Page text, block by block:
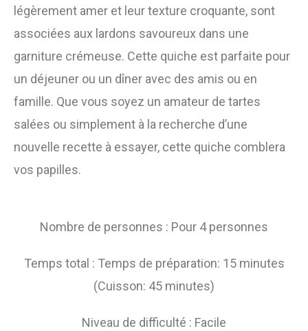
légèrement amer et leur texture croquante, sont
associées aux lardons savoureux dans une
garniture crémeuse. Cette quiche est parfaite pour
un déjeuner ou un dîner avec des amis ou en
famille. Que vous soyez un amateur de tartes
salées ou simplement à la recherche d’une
nouvelle recette à essayer, cette quiche comblera
vos papilles.
Nombre de personnes : Pour 4 personnes
Temps total : Temps de préparation: 15 minutes
(Cuisson: 45 minutes)
Niveau de difficulté : Facile